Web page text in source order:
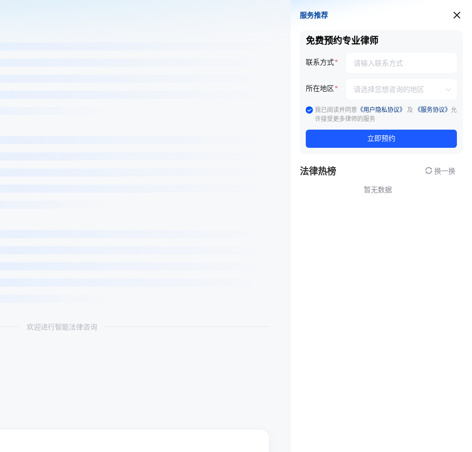
欢迎进行智能法律咨询
服务推荐
服务推荐
免费预约专业律师
联系方式
所在地区
我已阅读并同意 《用户隐私协议》 及 《服务协议》 允
许接受更多律师的服务
立即预约
法律热榜 换一换
暂无数据